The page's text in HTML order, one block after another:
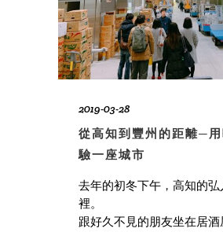
2019-03-28
從高知到豐州的距離─
驗一座城市
去年的初冬下午，高知的弘
裡。
跟好久不見的朋友坐在居酒